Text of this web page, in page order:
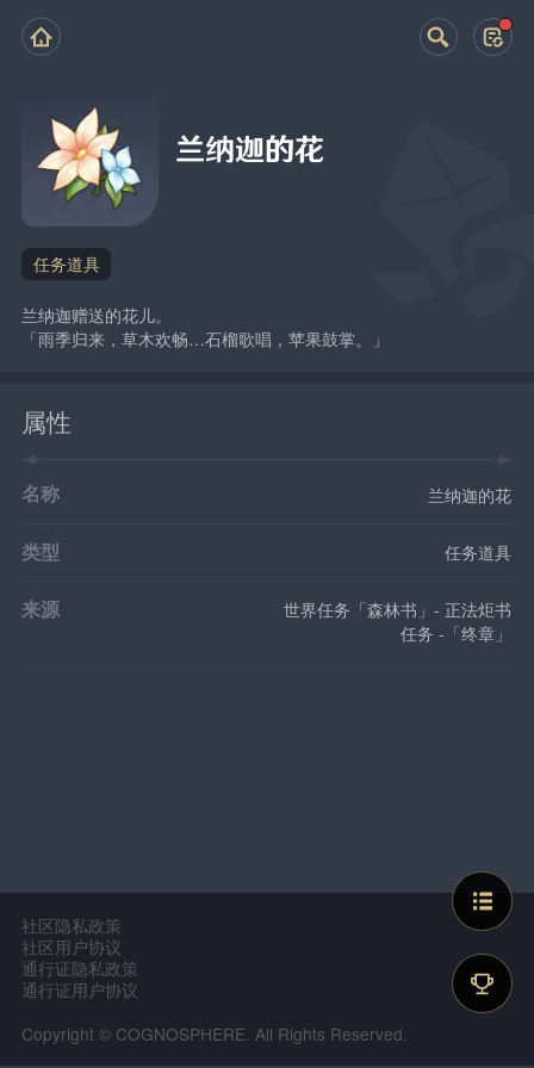
兰纳迦的花
任务道具
兰纳迦赠送的花儿。
「雨季归来，草木欢畅…石榴歌唱，苹果鼓掌。」
属性
名称 兰纳迦的花
类型 任务道具
来源
世界任务「森林书」- 正法炬书
任务 -「终章」
社区隐私政策
社区用户协议
通行证隐私政策
通行证用户协议
Copyright © COGNOSPHERE. All Rights Reserved.